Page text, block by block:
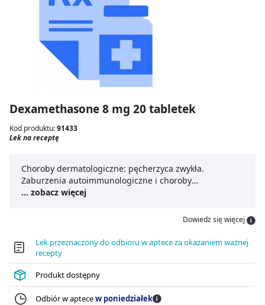
Dexamethasone 8 mg 20 tabletek
Kod produktu:91433
Lek na receptę
Choroby dermatologiczne: pęcherzyca zwykła.
Zaburzenia autoimmunologiczne i choroby
reumatyczne: zapalenie mięśni. Choroby
dorosłych. Choroby onkologiczne: przerzutowy ucisk
rdzenia kręgowego; profilaktyka i leczenie wymiotów
wywołanych przez cytostatyki, chemioterapię
emetogenną (wraz z innymi środkami
przeciwwymiotnymi); leczenie objawowego szpiczaka
mnogiego, ostrej białaczki limfoblastycznej, choroby
Hodgkina i chłoniaka nieziarniczego (w połączeniu z
innymi lekami).
... zobacz więcej
Dowiedz się więcej
Lek przeznaczony do odbioru w aptece za okazaniem ważnej
recepty
Produkt dostępny
Odbiór w aptecew poniedziałek